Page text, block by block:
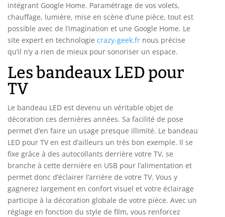
intégrant Google Home. Paramétrage de vos volets,
chauffage, lumière, mise en scène d’une pièce, tout est
possible avec de l’imagination et une Google Home. Le
site expert en technologie crazy-geek.fr nous précise
qu’il n’y a rien de mieux pour sonoriser un espace.
Les bandeaux LED pour
TV
Le bandeau LED est devenu un véritable objet de
décoration ces dernières années. Sa facilité de pose
permet d’en faire un usage presque illimité. Le bandeau
LED pour TV en est d’ailleurs un très bon exemple. Il se
fixe grâce à des autocollants derrière votre TV, se
branche à cette dernière en USB pour l’alimentation et
permet donc d’éclairer l’arrière de votre TV. Vous y
gagnerez largement en confort visuel et votre éclairage
participe à la décoration globale de votre pièce. Avec un
réglage en fonction du style de film, vous renforcez